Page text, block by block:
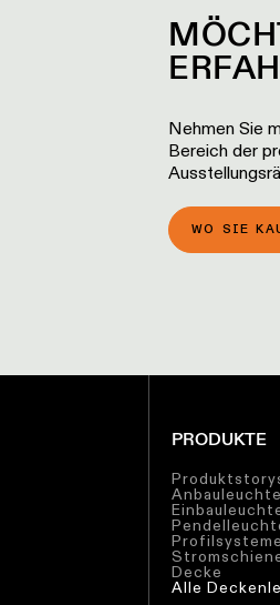
Nehmen Sie
Bereich der
WO SIE
PRODUKTE
Decke
Alle